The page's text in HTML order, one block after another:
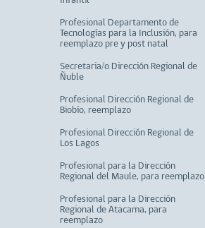
Profesional Departamento de
Tecnologías para la Inclusión, para
reemplazo pre y post natal
Secretaria/o Dirección Regional de
Ñuble
Profesional Dirección Regional de
Biobío, reemplazo
Profesional Dirección Regional de
Los Lagos
Profesional para la Dirección
Regional del Maule, para reemplazo
Profesional para la Dirección
Regional de Atacama, para
reemplazo